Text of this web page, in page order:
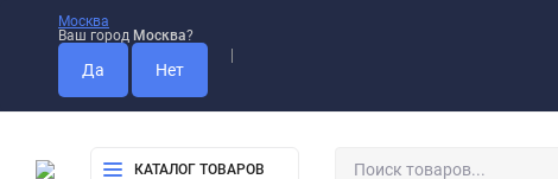
Москва
Ваш город Москва?
КАТАЛОГ ТОВАРОВ